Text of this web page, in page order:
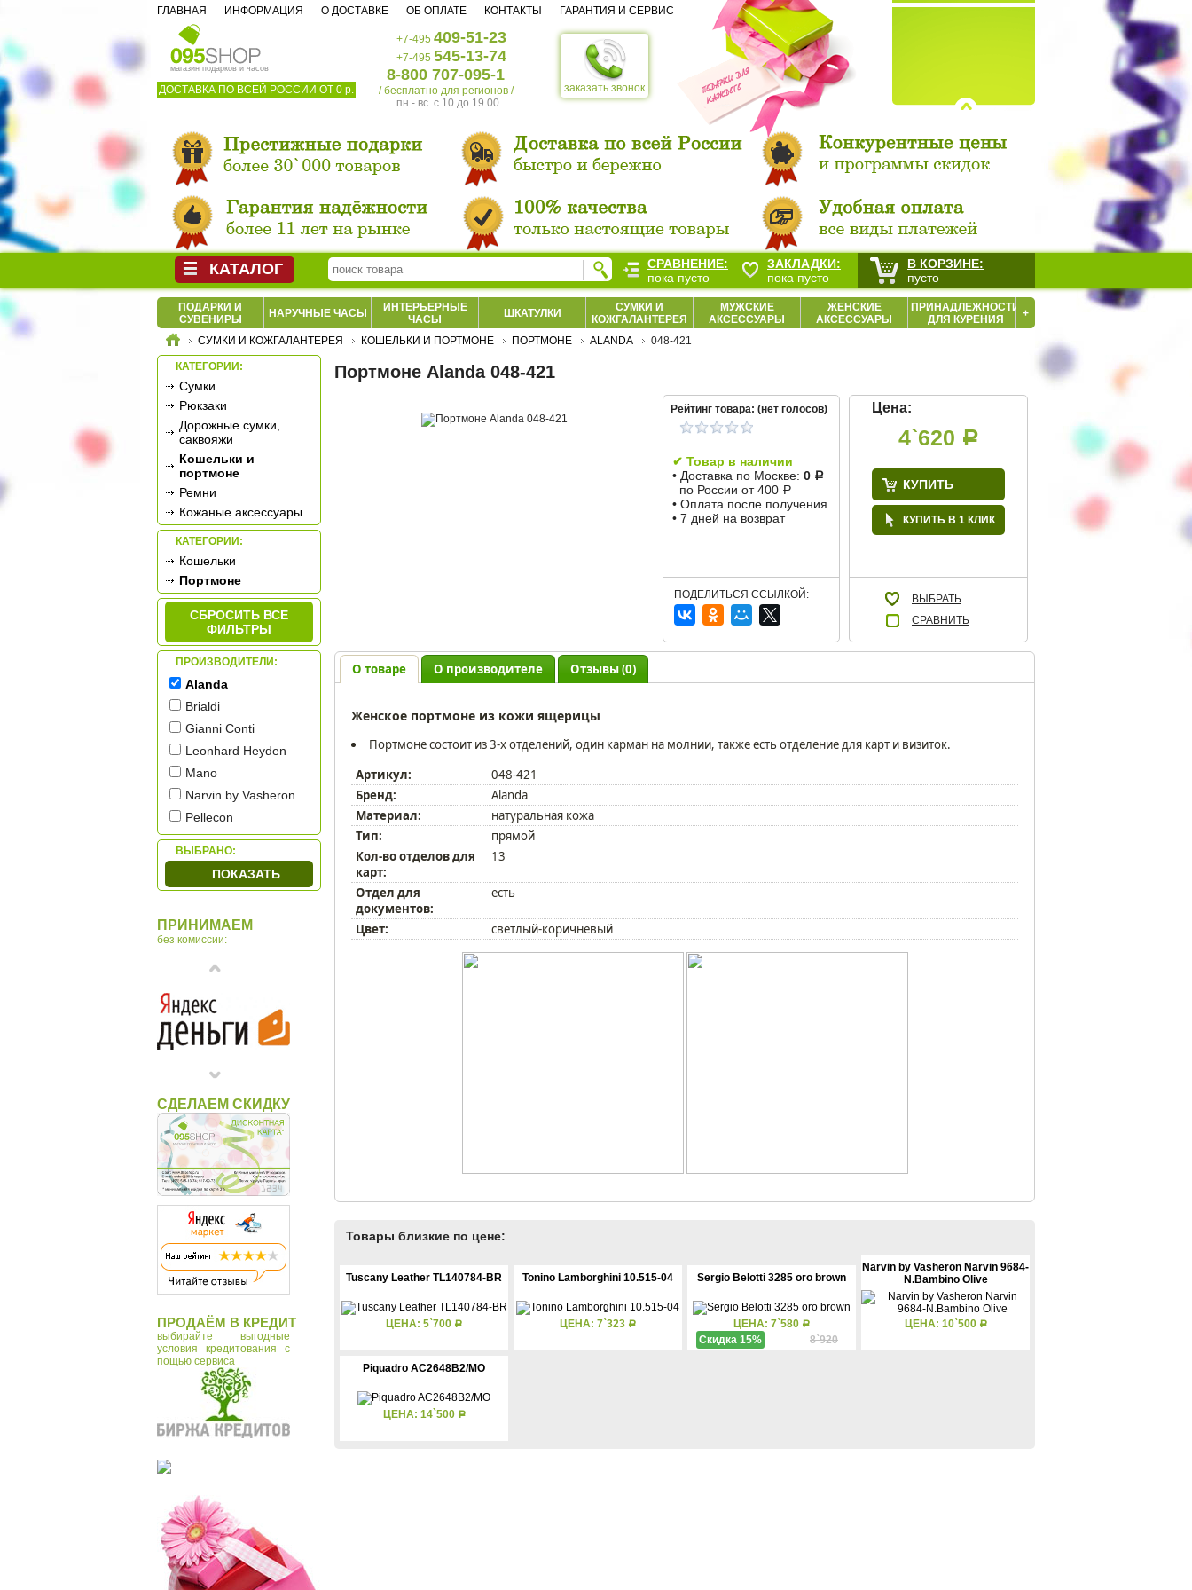
магазин подарков и часов
ДОСТАВКА ПО ВСЕЙ РОССИИ ОТ 0 р. заказать звонок
+7-495 409-51-23
+7-495 545-13-74
8-800 707-095-1
/ бесплатно для регионов /
пн.- вс. c 10 до 19.00
ГЛАВНАЯ ИНФОРМАЦИЯ О ДОСТАВКЕ ОБ ОПЛАТЕ КОНТАКТЫ ГАРАНТИЯ И СЕРВИС
ПОДАРКИ И
СУВЕНИРЫ
НАРУЧНЫЕ ЧАСЫ
ИНТЕРЬЕРНЫЕ
ЧАСЫ
ШКАТУЛКИ
СУМКИ И
КОЖГАЛАНТЕРЕЯ
МУЖСКИЕ
АКСЕССУАРЫ
ЖЕНСКИЕ
АКСЕССУАРЫ
ПРИНАДЛЕЖНОСТИ
ДЛЯ КУРЕНИЯ
+
СУМКИ И КОЖГАЛАНТЕРЕЯ КОШЕЛЬКИ И ПОРТМОНЕ ПОРТМОНЕ ALANDA 048-421
КАТЕГОРИИ:
Сумки
Рюкзаки
Дорожные сумки,
саквояжи
Кошельки и
портмоне
Ремни
Кожаные аксессуары
КАТЕГОРИИ:
Кошельки
Портмоне
СБРОСИТЬ ВСЕ
ФИЛЬТРЫ
ПРОИЗВОДИТЕЛИ:
Alanda
Brialdi
Gianni Conti
Leonhard Heyden
Mano
Narvin by Vasheron
Pellecon
Petek
Piquadro
Tuscany Leather
ВЫБРАНО:
ПОКАЗАТЬ
ПРИНИМАЕМ
без комиссии:
СДЕЛАЕМ СКИДКУ
ПРОДАЁМ В КРЕДИТ
выбирайте выгодные
условия кредитования с
пощью сервиса
Портмоне Alanda 048-421
Рейтинг товара: (нет голосов)
✔ Товар в наличии
• Доставка по Москве: 0 Р
по России от 400 Р
• Оплата после получения
• 7 дней на возврат
ПОДЕЛИТЬСЯ ССЫЛКОЙ:
Цена:
4`620 Р
КУПИТЬ
КУПИТЬ В 1 КЛИК
ВЫБРАТЬ
СРАВНИТЬ
О товаре О производителе Отзывы (0)
Женское портмоне из кожи ящерицы
Портмоне состоит из 3-х отделений, один карман на молнии, также есть отделение для карт и визиток.
Артикул:
048-421
Бренд:
Alanda
Материал:
натуральная кожа
Тип:
прямой
Кол-во отделов для
карт:
13
Отдел для
документов:
есть
Цвет: светлый-коричневый
Товары близкие по цене:
Tuscany Leather TL140784-BR
ЦЕНА: 5`700 Р
Tonino Lamborghini 10.515-04
ЦЕНА: 7`323 Р
Sergio Belotti 3285 oro brown
ЦЕНА: 7`580 Р
8`920
Скидка 15%
Narvin by Vasheron Narvin 9684-
N.Bambino Olive
ЦЕНА: 10`500 Р
Piquadro AC2648B2/MO
ЦЕНА: 14`500 Р
КАТАЛОГ
СРАВНЕНИЕ:
пока пусто
ЗАКЛАДКИ:
пока пусто
В КОРЗИНЕ:
пусто